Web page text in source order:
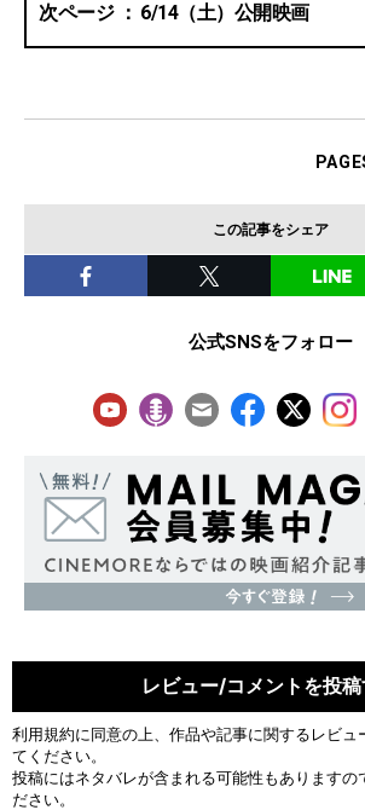
6/14（土）公開映画
この記事をシェア
公式SNSをフォロー
レビュー/コメントを投
利用規約に同意の上、作品や記事に関するレビュ
てください。
投稿にはネタバレが含まれる可能性もありますの
ださい。